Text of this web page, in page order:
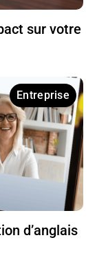
sur votre
Entreprise
d’anglais